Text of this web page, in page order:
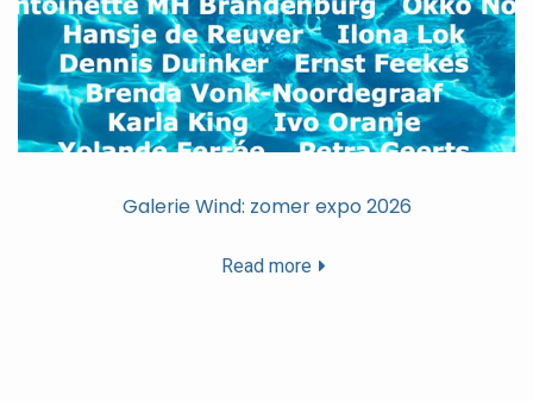
Galerie Wind: zomer expo 2026
Read more